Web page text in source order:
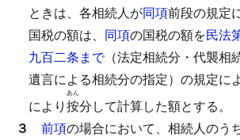
ときは、各相続人が同項前段の規定
国税の額は、 同項の国税の額を民法
九百二条まで（法定相続分・代襲相
遺言による相続分の指定）の規定に
により按
あん
分して計算した額とする。
３ 前項の場合において、相続人のう